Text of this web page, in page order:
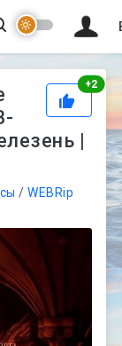
+2
|
/WEBRip